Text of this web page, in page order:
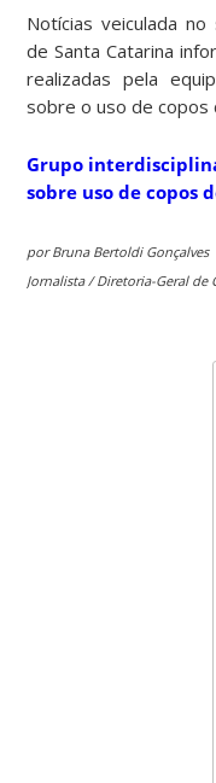
Notícias veiculada
de Santa Catarina
realizadas pela
sobre o uso de copos
Grupo
sobre uso de copos
por Bruna Bertoldi Gonçalves
Jornalista / Diretoria-Geral de